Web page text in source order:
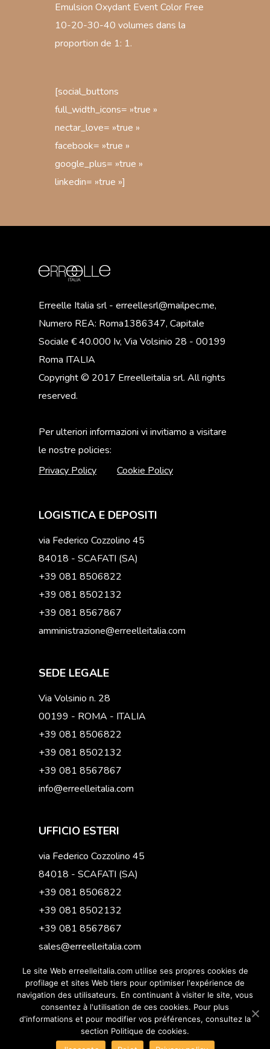
Emulsion Oxydant Event Color Free
10-20-30-40 volumes dans la
proportion de 1: 1.
[social_buttons
full_width_icons= »true »
nectar_love= »true »
facebook= »true »
google_plus= »true »
linkedin= »true »]
Erreelle Italia srl - erreellesrl@mailpec.me,
Numero REA: Roma1386347, Capitale
Sociale € 40.000 Iv, Via Volsinio 28 - 00199
Roma ITALIA
Copyright © 2017 Erreelleitalia srl. All rights
reserved.
Per ulteriori informazioni vi invitiamo a visitare
le nostre policies:
Privacy Policy
Cookie Policy
LOGISTICA E DEPOSITI
via Federico Cozzolino 45
84018 - SCAFATI (SA)
+39 081 8506822
+39 081 8502132
+39 081 8567867
amministrazione@erreelleitalia.com
SEDE LEGALE
Via Volsinio n. 28
00199 - ROMA - ITALIA
+39 081 8506822
+39 081 8502132
+39 081 8567867
info@erreelleitalia.com
UFFICIO ESTERI
via Federico Cozzolino 45
84018 - SCAFATI (SA)
+39 081 8506822
+39 081 8502132
+39 081 8567867
sales@erreelleitalia.com
© 2019 Erreelleitalia. All Right reserved - P.IVA
12594031002
Le site Web erreelleitalia.com utilise ses propres cookies de
profilage et sites Web tiers pour optimiser l'expérience de
navigation des utilisateurs. En continuant à visiter le site, vous
consentez à l'utilisation de ces cookies. Pour plus
d'informations et pour modifier vos préférences, consultez la
section Politique de cookies.